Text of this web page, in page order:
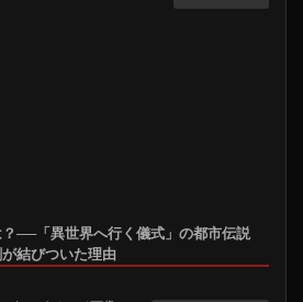
──「異世界へ行く儀式」の都市伝説
結びついた理由